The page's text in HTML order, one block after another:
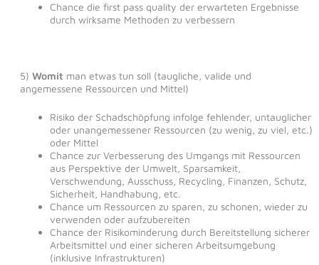
Chance die first pass quality der erwarteten Ergebnisse
durch wirksame Methoden zu verbessern
5) Womit man etwas tun soll (taugliche, valide und
angemessene Ressourcen und Mittel)
Risiko der Schadschöpfung infolge fehlender, untauglicher
oder unangemessener Ressourcen (zu wenig, zu viel, etc.)
oder Mittel
Chance zur Verbesserung des Umgangs mit Ressourcen
aus Perspektive der Umwelt, Sparsamkeit,
Verschwendung, Ausschuss, Recycling, Finanzen, Schutz,
Sicherheit, Handhabung, etc.
Chance um Ressourcen zu sparen, zu schonen, wieder zu
verwenden oder aufzubereiten
Chance der Risikominderung durch Bereitstellung sicherer
Arbeitsmittel und einer sicheren Arbeitsumgebung
(inklusive Infrastrukturen)